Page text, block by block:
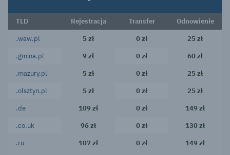
TLD Rejestracja Transfer Odnowienie
.waw.pl 5 zł 0 zł 25 zł
.gmina.pl 9 zł 0 zł 60 zł
.mazury.pl 5 zł 0 zł 25 zł
.olsztyn.pl 5 zł 0 zł 25 zł
.de 109 zł 0 zł 149 zł
.co.uk 96 zł 0 zł 130 zł
.ru 107 zł 0 zł 149 zł